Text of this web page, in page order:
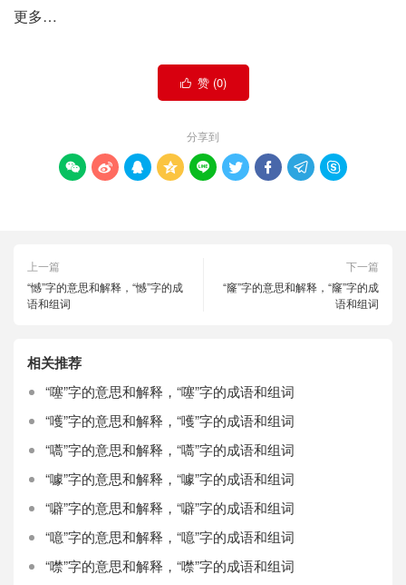
更多…
 赞 (0)
分享到
        
上一篇
“憾”字的意思和解释，“憾”字的成
语和组词
下一篇
“窿”字的意思和解释，“窿”字的成
语和组词
相关推荐
“噻”字的意思和解释，“噻”字的成语和组词
“嚄”字的意思和解释，“嚄”字的成语和组词
“嚆”字的意思和解释，“嚆”字的成语和组词
“噱”字的意思和解释，“噱”字的成语和组词
“噼”字的意思和解释，“噼”字的成语和组词
“噫”字的意思和解释，“噫”字的成语和组词
“噤”字的意思和解释，“噤”字的成语和组词